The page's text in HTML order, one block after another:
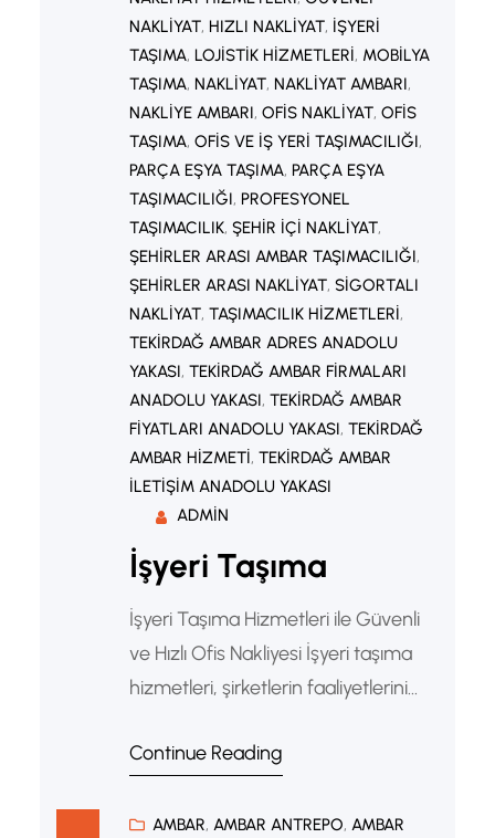
NAKLIYAT, HIZLI NAKLIYAT, İŞYERI
TAŞIMA, LOJISTIK HIZMETLERI, MOBILYA
TAŞIMA, NAKLIYAT, NAKLIYAT AMBARI
NAKLIYE AMBARI, OFIS NAKLIYAT, OFIS
TAŞIMA, OFIS VE IŞ YERI TAŞIMACILIĞI
PARÇA EŞYA TAŞIMA, PARÇA EŞYA
TAŞIMACILIĞI, PROFESYONEL
TAŞIMACILIK, ŞEHIR IÇI NAKLIYAT
ŞEHIRLER ARASI AMBAR TAŞIMACILIĞI
ŞEHIRLER ARASI NAKLIYAT, SIGORTALI
NAKLIYAT, TAŞIMACILIK HIZMETLERI
TEKIRDAĞ AMBAR ADRES ANADOLU
YAKASI, TEKIRDAĞ AMBAR FIRMALARI
ANADOLU YAKASI, TEKIRDAĞ AMBAR
FIYATLARI ANADOLU YAKASI, TEKIRDAĞ
AMBAR HIZMETI, TEKIRDAĞ AMBAR
ILETIŞIM ANADOLU YAKASI
ADMIN
İşyeri Taşıma
İşyeri Taşıma Hizmetleri ile Güvenli
ve Hızlı Ofis Nakliyesi İşyeri taşıma
hizmetleri, şirketlerin faaliyetlerini
şekilde taşınmalarını sağlayan
Ofisler, mağazalar, depolar,
Continue Reading
AMBAR, AMBAR ANTREPO, AMBAR